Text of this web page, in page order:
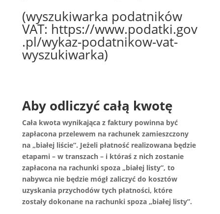
(wyszukiwarka podatników
VAT: https://www.podatki.gov
.pl/wykaz-podatnikow-vat-
wyszukiwarka)
Aby odliczyć całą kwotę
Cała kwota wynikająca z faktury powinna być
zapłacona przelewem na rachunek zamieszczony
na „białej liście”. Jeżeli płatność realizowana będzie
etapami – w transzach – i któraś z nich zostanie
zapłacona na rachunki spoza „białej listy”, to
nabywca nie będzie mógł zaliczyć do kosztów
uzyskania przychodów tych płatności, które
zostały dokonane na rachunki spoza „białej listy”.